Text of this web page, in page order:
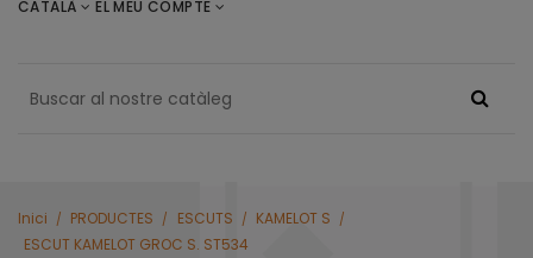
CATALÀ EL MEU COMPTE
Inici PRODUCTES ESCUTS
KAMELOT S
ESCUT KAMELOT GROC S. ST534